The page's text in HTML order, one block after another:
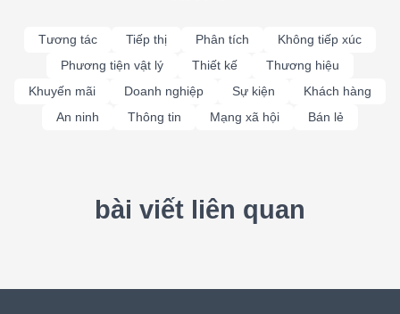
Tương tác Tiếp thị Phân tích
Không tiếp xúc
Phương tiện vật lý
Thiết kế
Thương hiệu
Khuyến mãi
Doanh nghiệp Sự kiện
Khách hàng
An ninh
Thông tin Mạng xã hội Bán lẻ
bài viết liên quan